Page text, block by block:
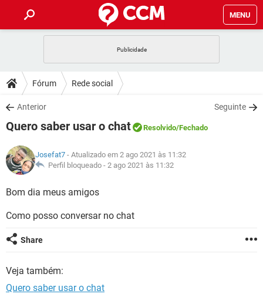
MENU
CELULAR
OUTLOOK
INSTAGRAM GMAIL
GUIA DE COMPRAS
DICAS
JOGOS
INSTAGRAM GMAIL
GUIA DE COMPRAS
DOWNLOADS
JOGOS WHATSAPP
CELULAR
OUTLOOK EXCEL
INSTAGRAM
FÓRUM
JOGOS WHATSAPP
CELULAR
OUTLOOK
INSTAGRAM
GUIA DE COMPRAS
GLOSSÁRIO
JOGOS
INSTAGRAM
GUIA DE COMPRAS
Fórum Rede social
Anterior Seguinte
Quero saber usar o chat Resolvido/Fechado
Josefat7 - Atualizado em 2 ago 2021 às 11:32
Perfil bloqueado - 2 ago 2021 às 11:32
Bom dia meus amigos
Como posso conversar no chat
Share
Veja também:
Quero saber usar o chat